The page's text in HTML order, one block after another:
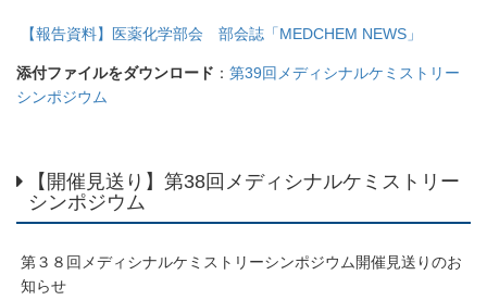
【報告資料】医薬化学部会 部会誌「MEDCHEM NEWS」
添付ファイルをダウンロード ： 第39回メディシナルケミストリー
シンポジウム
【開催見送り】第38回メディシナルケミストリー
シンポジウム
第３８回メディシナルケミストリーシンポジウム開催見送りのお
知らせ